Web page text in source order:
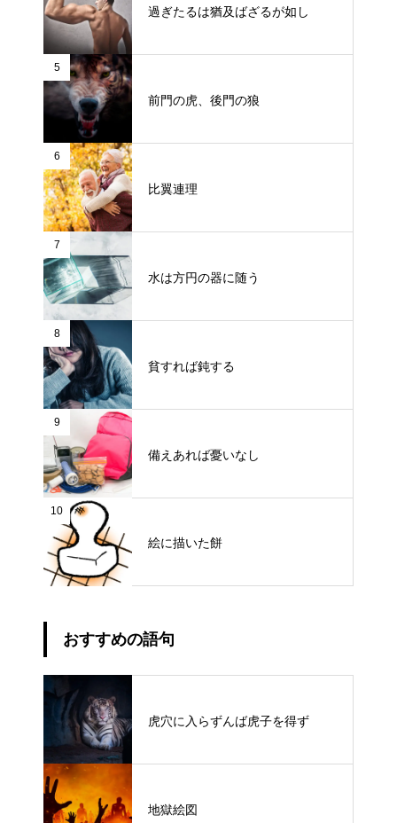
過ぎたるは猶及ばざるが如し
5
前門の虎、後門の狼
6
比翼連理
7
水は方円の器に随う
8
貧すれば鈍する
9
備えあれば憂いなし
10
絵に描いた餅
おすすめの語句
虎穴に入らずんば虎子を得ず
地獄絵図